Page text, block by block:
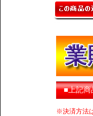
■上記商
※決済方法